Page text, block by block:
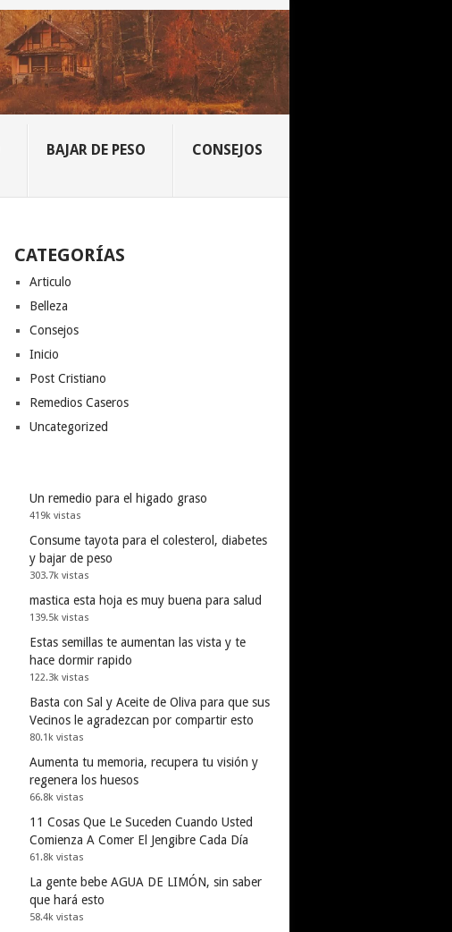
BAJAR DE PESO CONSEJOS
CATEGORÍAS
Articulo
Belleza
Consejos
Inicio
Post Cristiano
Remedios Caseros
Uncategorized
Un remedio para el higado graso
419k vistas
Consume tayota para el colesterol, diabetes
y bajar de peso
303.7k vistas
mastica esta hoja es muy buena para salud
139.5k vistas
Estas semillas te aumentan las vista y te
hace dormir rapido
122.3k vistas
Basta con Sal y Aceite de Oliva para que sus
Vecinos le agradezcan por compartir esto
80.1k vistas
Aumenta tu memoria, recupera tu visión y
regenera los huesos
66.8k vistas
11 Cosas Que Le Suceden Cuando Usted
Comienza A Comer El Jengibre Cada Día
61.8k vistas
La gente bebe AGUA DE LIMÓN, sin saber
que hará esto
58.4k vistas